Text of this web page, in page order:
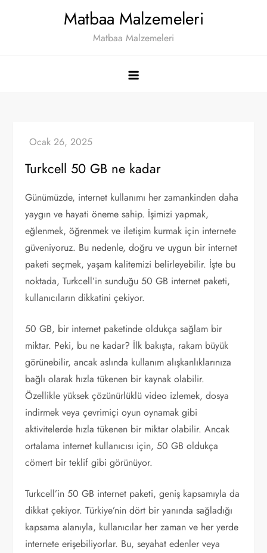
Matbaa Malzemeleri
Matbaa Malzemeleri
Turkcell 50 GB ne kadar
Günümüzde, internet kullanımı her zamankinden daha
yaygın ve hayati öneme sahip. İşimizi yapmak,
eğlenmek, öğrenmek ve iletişim kurmak için internete
güveniyoruz. Bu nedenle, doğru ve uygun bir internet
paketi seçmek, yaşam kalitemizi belirleyebilir. İşte bu
noktada, Turkcell’in sunduğu 50 GB internet paketi,
kullanıcıların dikkatini çekiyor.
50 GB, bir internet paketinde oldukça sağlam bir
miktar. Peki, bu ne kadar? İlk bakışta, rakam büyük
görünebilir, ancak aslında kullanım alışkanlıklarınıza
bağlı olarak hızla tükenen bir kaynak olabilir.
Özellikle yüksek çözünürlüklü video izlemek, dosya
indirmek veya çevrimiçi oyun oynamak gibi
aktivitelerde hızla tükenen bir miktar olabilir. Ancak
ortalama internet kullanıcısı için, 50 GB oldukça
cömert bir teklif gibi görünüyor.
Turkcell’in 50 GB internet paketi, geniş kapsamıyla da
dikkat çekiyor. Türkiye’nin dört bir yanında sağladığı
kapsama alanıyla, kullanıcılar her zaman ve her yerde
internete erişebiliyorlar. Bu, seyahat edenler veya